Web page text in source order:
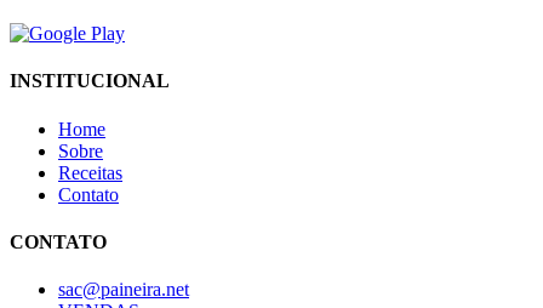
INSTITUCIONAL
Home
Sobre
Receitas
Contato
CONTATO
sac@paineira.net